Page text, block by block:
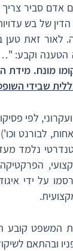
אדם סביר
הדין של בש
לאור זאת טען
הטענה וקבע:
מונח.
שבידי
ועקרוני, לפי
לבורנט
נלמד
המשפט קובע
ובהתאם